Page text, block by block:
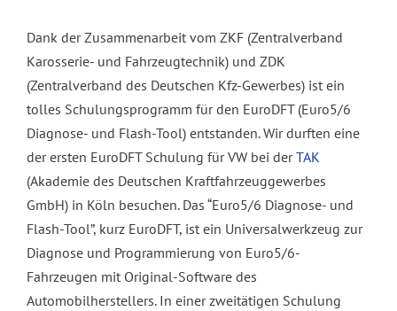
Dank der Zusammenarbeit vom ZKF (Zentralverband
Karosserie- und Fahrzeugtechnik) und ZDK
(Zentralverband des Deutschen Kfz-Gewerbes) ist ein
tolles Schulungsprogramm für den EuroDFT (Euro5/6
Diagnose- und Flash-Tool) entstanden. Wir durften eine
der ersten EuroDFT Schulung für VW bei derTAK
(Akademie des Deutschen Kraftfahrzeuggewerbes
GmbH) in Köln besuchen. Das “Euro5/6 Diagnose- und
Flash-Tool”, kurz EuroDFT, ist ein Universalwerkzeug zur
Diagnose und Programmierung von Euro5/6-
Fahrzeugen mit Original-Software des
Automobilherstellers. In einer zweitätigen Schulung